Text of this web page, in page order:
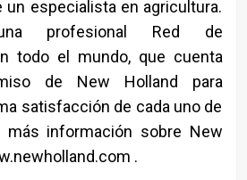
un especialista en agricultura.
profesional Red de
todo el mundo, que cuenta
de New Holland para
satisfacción de cada uno de
más información sobre New
.